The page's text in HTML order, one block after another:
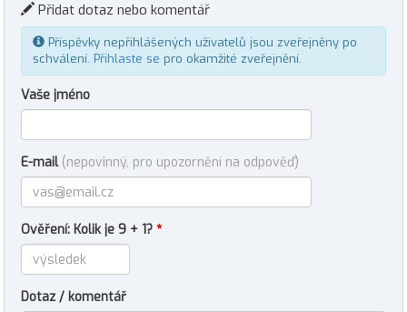
Přidat dotaz nebo komentář
Příspěvky nepřihlášených uživatelů jsou zveřejněny po
schválení. Přihlaste se pro okamžité zveřejnění.
Vaše jméno
E-mail (nepovinný, pro upozornění na odpověď)
Ověření: Kolik je 9 + 1? *
Dotaz / komentář